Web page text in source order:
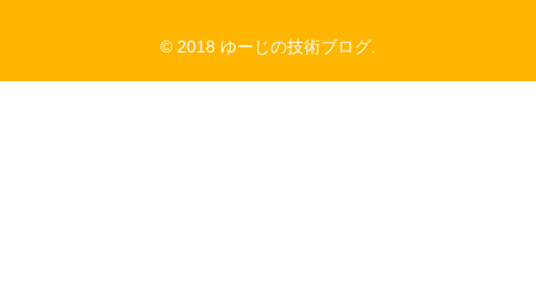
© 2018 ゆーじの技術ブログ.